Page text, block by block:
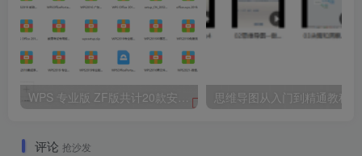
WPS 专业版 ZF版共计20款安装包集合 思维导图从入门到精通教程
评论 抢沙发